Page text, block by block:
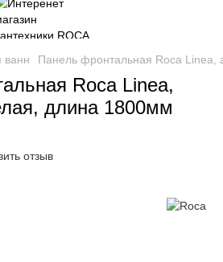
ванн Панель фронтальная Roca Linea,
Roca Linea,
длина 1800мм
отзыв